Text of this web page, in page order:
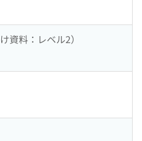
資料：レベル2）